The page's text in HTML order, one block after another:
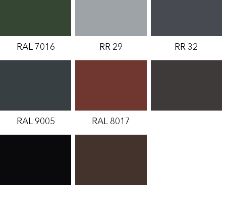
RAL 7016 RR 29 RR 32
RAL 9005 RAL 8017